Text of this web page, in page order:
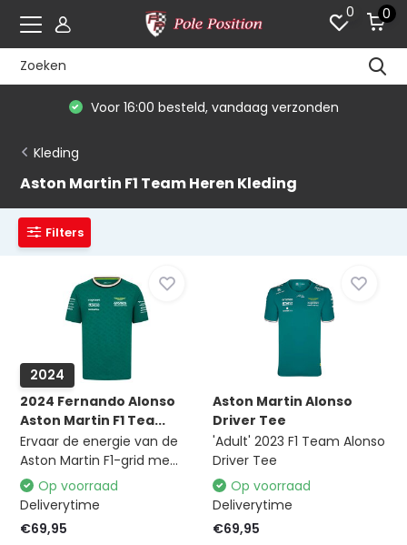
0 0
verzonden De #1 in modelauto's & race
Kleding
Aston Martin F1 Team Heren Kleding
Filters
2024
2024 Fernando Alonso
Aston Martin F1 Tea...
Ervaar de energie van de
Aston Martin F1-grid me...
Op voorraad
Deliverytime
€69,95
Aston Martin Alonso
Driver Tee
'Adult' 2023 F1 Team Alonso
Driver Tee
Op voorraad
Deliverytime
€69,95